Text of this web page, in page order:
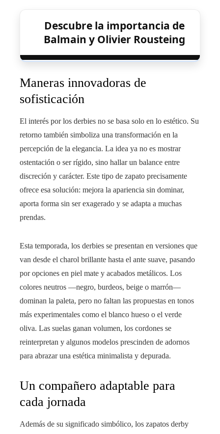
Descubre la importancia de
Balmain y Olivier Rousteing
Maneras innovadoras de
sofisticación
El interés por los derbies no se basa solo en lo estético. Su
retorno también simboliza una transformación en la
percepción de la elegancia. La idea ya no es mostrar
ostentación o ser rígido, sino hallar un balance entre
discreción y carácter. Este tipo de zapato precisamente
ofrece esa solución: mejora la apariencia sin dominar,
aporta forma sin ser exagerado y se adapta a muchas
prendas.
Esta temporada, los derbies se presentan en versiones que
van desde el charol brillante hasta el ante suave, pasando
por opciones en piel mate y acabados metálicos. Los
colores neutros —negro, burdeos, beige o marrón—
dominan la paleta, pero no faltan las propuestas en tonos
más experimentales como el blanco hueso o el verde
oliva. Las suelas ganan volumen, los cordones se
reinterpretan y algunos modelos prescinden de adornos
para abrazar una estética minimalista y depurada.
Un compañero adaptable para
cada jornada
Además de su significado simbólico, los zapatos derby